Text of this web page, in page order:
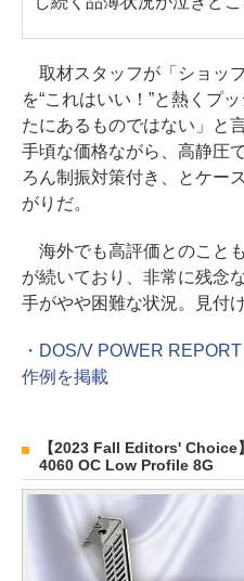
取材スタッフが「ショッ
を“これはいい！”と熱くプ
たにあるものではない」と
手頃な価格ながら、高静圧
ろん制振対策付き、とケー
がりだ。
海外でも高評価とのこと
が続いており、非常に残念
手がやや困難な状況。見付
・DOS/V POWER
作例を掲載
【2023 Fall Editors' Choice
4060 OC Low Profile 8G